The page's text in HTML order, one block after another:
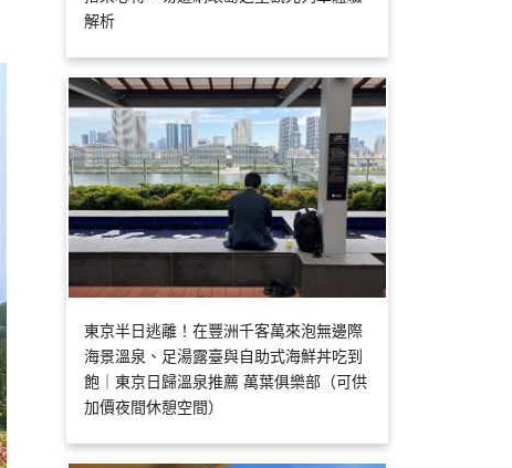
解析
東京半日逃離！在豐洲千客萬來泡無邊際
海景溫泉、足湯露臺與自助式海鮮丼吃到
飽｜東京日歸溫泉推薦 萬葉俱樂部（可供
加價夜間休憩空間）